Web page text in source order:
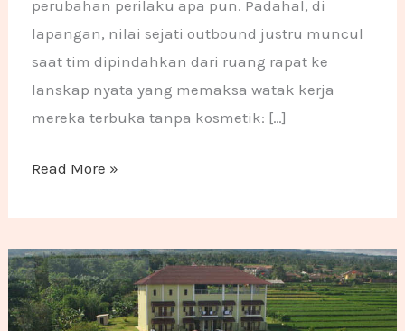
perubahan perilaku apa pun. Padahal, di
lapangan, nilai sejati outbound justru muncul
saat tim dipindahkan dari ruang rapat ke
lanskap nyata yang memaksa watak kerja
mereka terbuka tanpa kosmetik: […]
Read More »
Family Gathering di Pancawati: Rekomendasi 13